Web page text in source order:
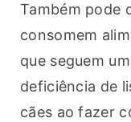
Também pode
consomem
que seguem
deficiência de
cães ao fazer